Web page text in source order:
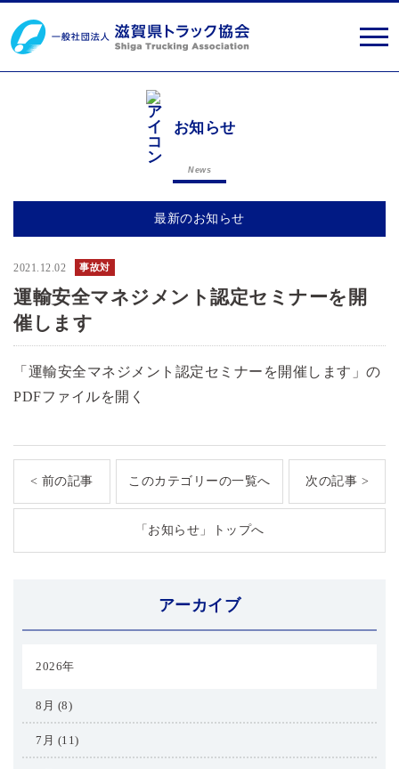
お知らせ
News
最新のお知らせ
2021.12.02 事故対
運輸安全マネジメント認定セミナーを開
催します
「運輸安全マネジメント認定セミナーを開催します」の
PDFファイルを開く
< 前の記事 このカテゴリーの一覧へ 次の記事 >
「お知らせ」トップへ
アーカイブ
2026年
8月 (8)
7月 (11)